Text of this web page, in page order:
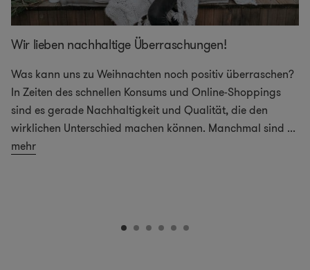
Wir lieben nachhaltige Überraschungen!
Was kann uns zu Weihnachten noch positiv überraschen?
In Zeiten des schnellen Konsums und Online-Shoppings
sind es gerade Nachhaltigkeit und Qualität, die den
wirklichen Unterschied machen können. Manchmal sind ...
mehr